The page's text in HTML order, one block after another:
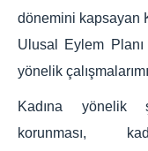
dönemini kapsayan
Ulusal Eylem
yönelik
Kadına yönelik
korunması,